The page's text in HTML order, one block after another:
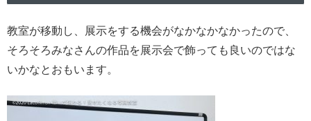
教室が移動し、展示をする機会がなかなかなかったので、
そろそろみなさんの作品を展示会で飾っても良いのではな
いかなとおもいます。